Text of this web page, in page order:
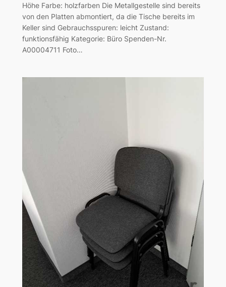
Höhe Farbe: holzfarben Die Metallgestelle sind bereits
von den Platten abmontiert, da die Tische bereits im
Keller sind Gebrauchsspuren: leicht Zustand:
funktionsfähig Kategorie: Büro Spenden-Nr.
A00004711 Foto…